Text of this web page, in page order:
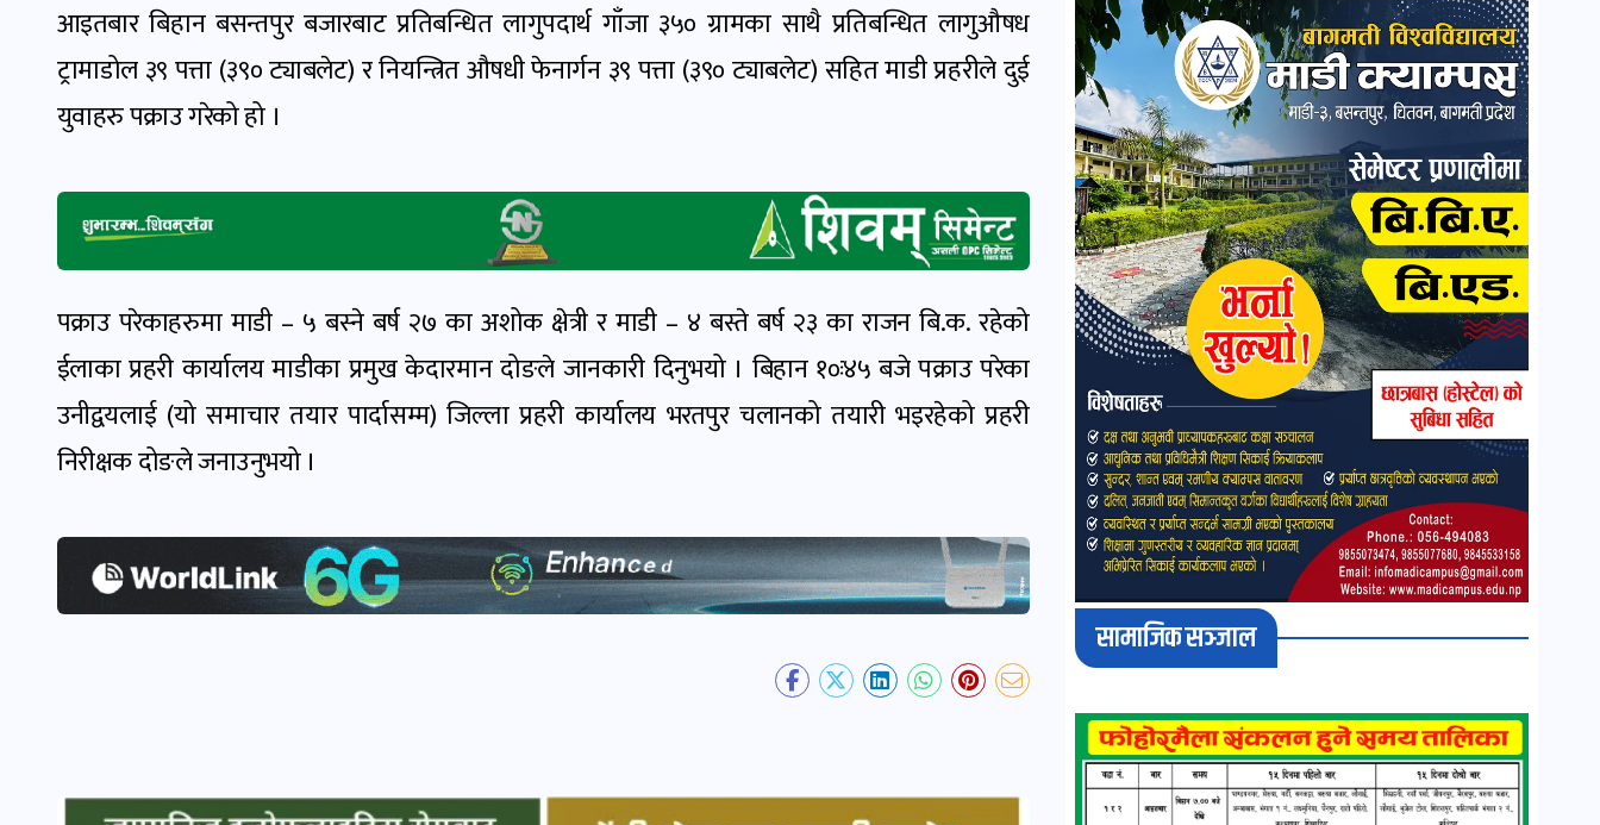
आइतबार बिहान बसन्तपुर बजारबाट प्रतिबन्धित लागुपदार्थ गाँजा ३५० ग्रामका साथै प्रतिबन्धित लागुऔषध
ट्रामाडोल ३९ पत्ता (३९० ट्याबलेट) र नियन्त्रित औषधी फेनार्गन ३९ पत्ता (३९० ट्याबलेट) सहित माडी प्रहरीले दुई
युवाहरु पक्राउ गरेको हो ।
पक्राउ परेकाहरुमा माडी – ५ बस्ने बर्ष २७ का अशोक क्षेत्री र माडी – ४ बस्ते बर्ष २३ का राजन बि.क. रहेको
ईलाका प्रहरी कार्यालय माडीका प्रमुख केदारमान दोङले जानकारी दिनुभयो । बिहान १०ः४५ बजे पक्राउ परेका
उनीद्वयलाई (यो समाचार तयार पार्दासम्म) जिल्ला प्रहरी कार्यालय भरतपुर चलानको तयारी भइरहेको प्रहरी
निरीक्षक दोङले जनाउनुभयो ।
सामाजिक सञ्जाल